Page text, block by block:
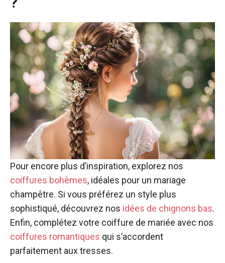
Pour encore plus d’inspiration, explorez nos
coiffures bohèmes, idéales pour un mariage
champêtre. Si vous préférez un style plus
sophistiqué, découvrez nos idées de chignons bas.
Enfin, complétez votre coiffure de mariée avec nos
coiffures romantiques qui s’accordent
parfaitement aux tresses.